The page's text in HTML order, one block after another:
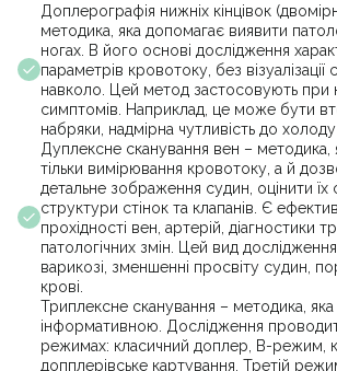
Доплерографія нижніх кінцівок
методика, яка допомагає виявити
ногах. В його основі дослідження
параметрів кровотоку, без візуалізації
навколо. Цей метод застосовують при
симптомів. Наприклад, це може бути
набряки, надмірна чутливість до
Дуплексне сканування вен – методика,
тільки вимірювання кровотоку, а й
детальне зображення судин, оцінити їх
структури стінок та клапанів. Є
прохідності вен, артерій, діагностики
патологічних змін. Цей вид
варикозі, зменшенні просвіту судин,
крові.
Триплексне сканування – методика, яка
інформативною. Дослідження
режимах: класичний доплер, В-режим,
допплерівське картування. Третій